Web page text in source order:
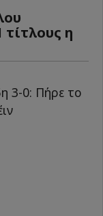
τίτλους η